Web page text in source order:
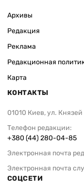
Архивы
Редакция
Реклама
Редакционная
Карта
КОНТАКТЫ
01010 Киев, ул.
Телефон редакции:
+380 (44) 280-04-85
Электронная почта
Электронная почта
СОЦСЕТИ